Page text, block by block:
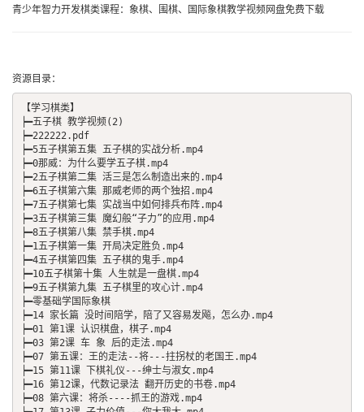
青少年智力开发棋类课程：象棋、围棋、国际象棋教学视频网盘免费下载
资源目录：
【学习棋类】
┝━五子棋 教学视频(2)
┝━222222.pdf
┝━5五子棋第五集 五子棋的实战分析.mp4
┝━0那威：为什么要学五子棋.mp4
┝━2五子棋第二集 活三是怎么制造出来的.mp4
┝━6五子棋第六集 那威老师的两个独招.mp4
┝━7五子棋第七集 实战当中如何排兵布阵.mp4
┝━3五子棋第三集 魔幻般“子力”的应用.mp4
┝━8五子棋第八集 禁手棋.mp4
┝━1五子棋第一集 开局决定胜负.mp4
┝━4五子棋第四集 五子棋的鬼手.mp4
┝━10五子棋第十集 人生就是一盘棋.mp4
┝━9五子棋第九集 五子棋里的攻心计.mp4
┝━零基础学国际象棋
┝━14 家长篇 没时间陪学，陪了又容易发飚，怎么办.mp4
┝━01 第1课 认识棋盘，棋子.mp4
┝━03 第2课 车 象 后的走法.mp4
┝━07 第五课：王的走法--将---拄拐杖的老国王.mp4
┝━15 第11课 下棋礼仪---绅士与淑女.mp4
┝━16 第12课，代数记录法 翻开历史的书卷.mp4
┝━08 第六课：将杀----抓王的游戏.mp4